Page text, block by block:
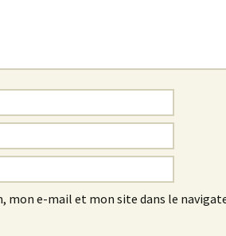
mon e-mail et mon site dans le